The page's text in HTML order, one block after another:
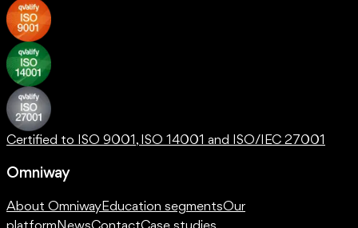
Certified to ISO 9001, ISO 14001 and ISO/IEC 27001
Omniway
About OmniwayEducation segmentsOur